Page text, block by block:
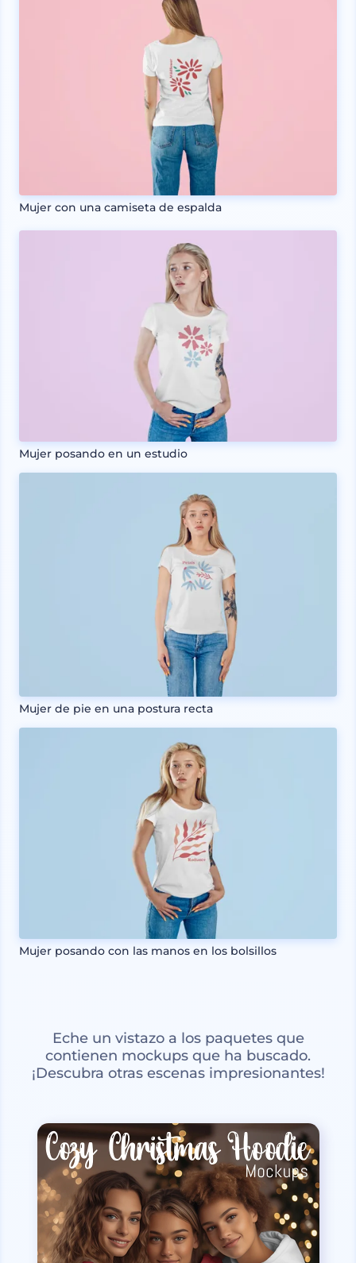
Mujer con una camiseta de espalda
Mujer posando en un estudio
Mujer de pie en una postura recta
Mujer posando con las manos en los bolsillos
Eche un vistazo a los paquetes que
contienen mockups que ha buscado.
¡Descubra otras escenas impresionantes!